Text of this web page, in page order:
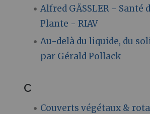
Alfred GÄSSLER - Santé
Plante - RIAV
Au-delà du liquide, du
par Gérald Pollack
C
Couverts végétaux &